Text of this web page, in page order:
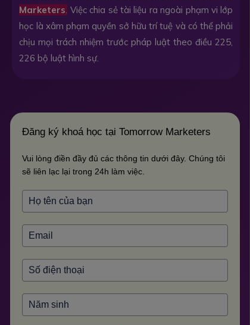
Đăng ký khoá học tại Tomorrow Marketers
Vui lòng điền đầy đủ các thông tin dưới đây. Chúng tôi
sẽ liên lạc lại trong 24h làm việc.
Marketers Việc chia sẻ tài liệu ra ngoài phạm vi lớp
học là xâm phạm quyền sở hữu trí tuệ và có thể phải
chịu mọi trách nhiệm trước pháp luật theo điều 225,
226 bộ luật hình sự.